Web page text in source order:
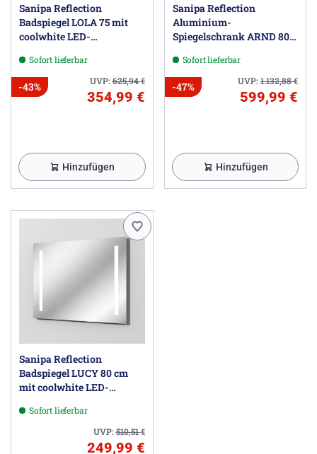
Sanipa Reflection
Badspiegel LOLA 75 mit
coolwhite LED-
Durchmesser von 75 cm
Sofort lieferbar
UVP:625,94€
-43%
354,99 €
Hinzufügen
Sanipa Reflection
Aluminium-
Spiegelschrank ARND 80
Sofort lieferbar
UVP:1.132,88€
-47%
599,99 €
Hinzufügen
Sanipa Reflection
Badspiegel LUCY 80 cm
mit coolwhite LED-
Sofort lieferbar
UVP:510,51€
249,99 €